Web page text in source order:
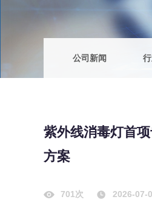
建筑材料
农副产品
专项服务
公司新闻
紫外线消毒灯首
方案
701次 2026-07-